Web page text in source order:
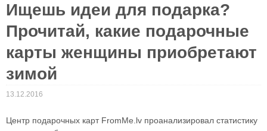
Ищешь идеи для подарка?
Прочитай, какие подарочные
карты женщины приобретают
зимой
13.12.2016
Центр подарочных карт FromMe.lv проанализировал статистику